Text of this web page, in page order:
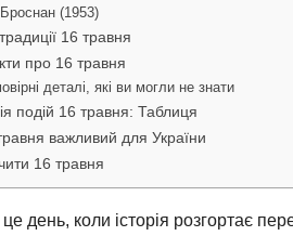
Броснан (1953)
16 травня
про 16 травня
деталі, які ви могли не знати
подій 16 травня: Таблиця
важливий для України
16 травня
день, коли історія розгортає